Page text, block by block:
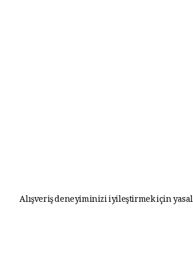
Alışveriş deneyiminizi iyileştirmek için